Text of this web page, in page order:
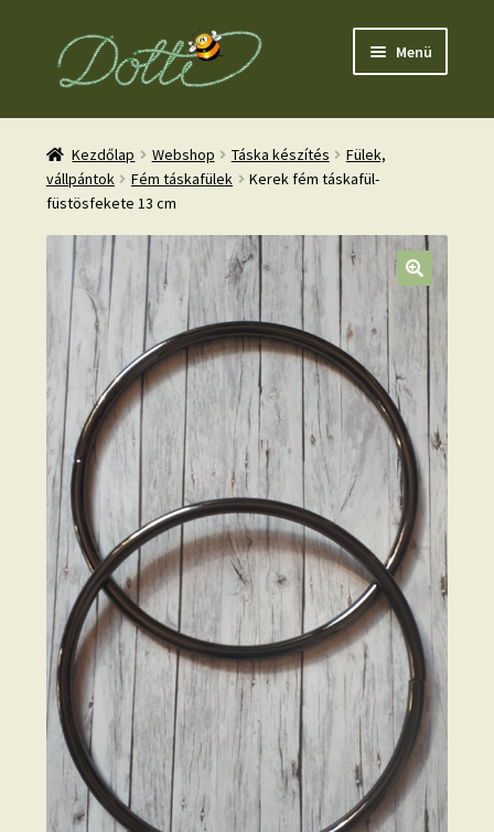
Ugrás
Kilépés
Menü
Kezdőlap Webshop Táska készítés
Fülek,
vállpántok
Fém táskafülek
Kerek fém táskafül-
füstösfekete 13 cm